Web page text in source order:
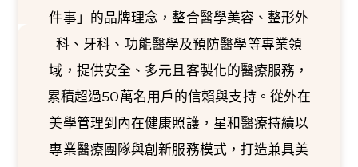
件事」的品牌理念，整合醫學美容、整形外
科、牙科、功能醫學及預防醫學等專業領
域，提供安全、多元且客製化的醫療服務，
累積超過50萬名用戶的信賴與支持。從外在
美學管理到內在健康照護，星和醫療持續以
專業醫療團隊與創新服務模式，打造兼具美